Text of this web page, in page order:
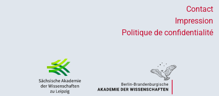
Contact
Impression
Politique de confidentialité